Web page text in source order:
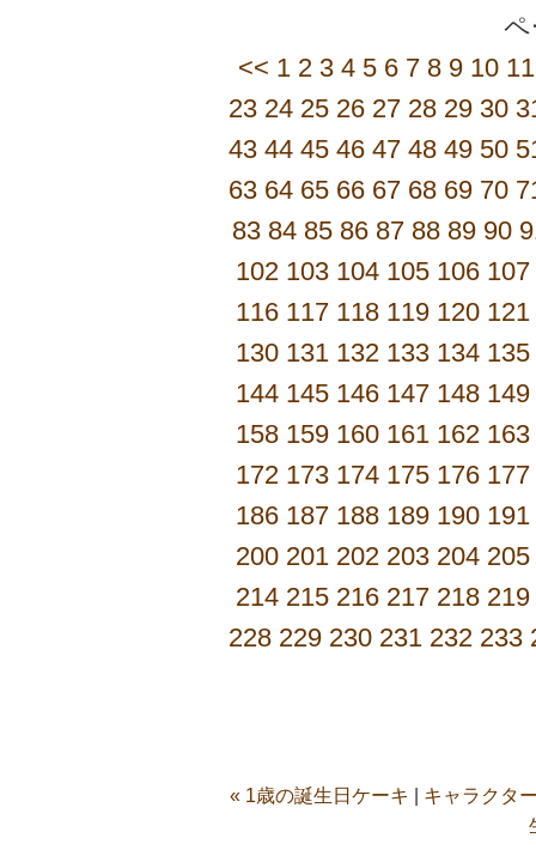
<< 1 2 3 4 5 6 7 8 9 10 11
23 24 25 26 27 28 29 30
43 44 45 46 47 48 49 50
63 64 65 66 67 68 69 70
83 84 85 86 87 88 89 90
102 103 104 105 106 107
116 117 118 119 120 121
130 131 132 133 134 135
144 145 146 147 148 149
158 159 160 161 162 163
172 173 174 175 176 177
186 187 188 189 190 191
200 201 202 203 204 205
214 215 216 217 218 219
228 229 230 231 232 233
« 1歳の誕生日ケーキ
キャラクタ